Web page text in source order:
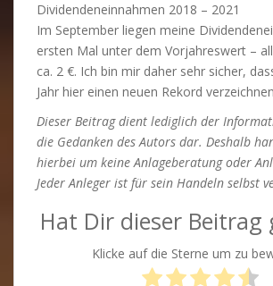
Dividendeneinnahmen 2018 – 2021
Im September liegen meine
ersten Mal unter dem Vorjahreswert –
ca. 2 €. Ich bin mir daher sehr sicher,
Jahr hier einen neuen Rekord
Dieser Beitrag dient lediglich der
die Gedanken des Autors dar. Deshalb
hierbei um keine Anlageberatung oder
Jeder Anleger ist für sein Handeln selbst
Hat Dir dieser Beitrag
Klicke auf die Sterne um zu